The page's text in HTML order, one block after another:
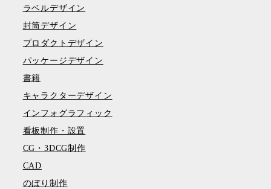
ラベルデザイン
封筒デザイン
プロダクトデザイン
パッケージデザイン
書籍
キャラクターデザイン
インフォグラフィック
看板制作・設置
CG・3DCG制作
CAD
のぼり制作